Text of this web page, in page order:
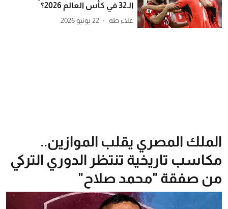
الـ32 في كأس العالم 2026؟
علاء طه 22 يونيو 2026
الملك المصري يقلب الموازين..
مكاسب تاريخية تنتظر الدوري التركي
من صفقة "محمد صلاح"